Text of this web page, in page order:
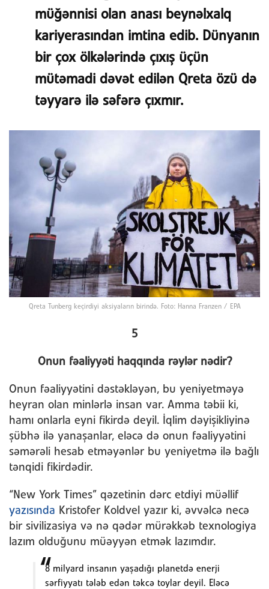
müğənnisi olan anası beynəlxalq
kariyerasından imtina edib. Dünyanın
bir çox ölkələrində çıxış üçün
mütəmadi dəvət edilən Qreta özü də
təyyarə ilə səfərə çıxmır.
Qreta Tunberg keçirdiyi aksiyaların birində. Foto: Hanna Franzen / EPA
5
Onun fəaliyyəti haqqında rəylər nədir?
Onun fəaliyyətini dəstəkləyən, bu yeniyetməyə
heyran olan minlərlə insan var. Amma təbii ki,
hamı onlarla eyni fikirdə deyil. İqlim dəyişikliyinə
şübhə ilə yanaşanlar, eləcə də onun fəaliyyətini
səmərəli hesab etməyənlər bu yeniyetmə ilə bağlı
tənqidi fikirdədir.
“New York Times” qəzetinin dərc etdiyi müəllif
yazısında Kristofer Koldvel yazır ki, əvvəlcə necə
bir sivilizasiya və nə qədər mürəkkəb texnologiya
lazım olduğunu müəyyən etmək lazımdır.
8 milyard insanın yaşadığı planetdə enerji
sərfiyyatı tələb edən təkcə toylar deyil. Eləcə